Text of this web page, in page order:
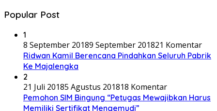
Popular Post
1
8 September 20189 September 201821 Komentar
Ridwan Kamil Berencana Pindahkan Seluruh Pabrik
Ke Majalengka
2
21 Juli 20185 Agustus 201818 Komentar
Pemohon SIM Bingung “Petugas Mewajibkan Harus
Memiliki Sertifikat Mengemudi”